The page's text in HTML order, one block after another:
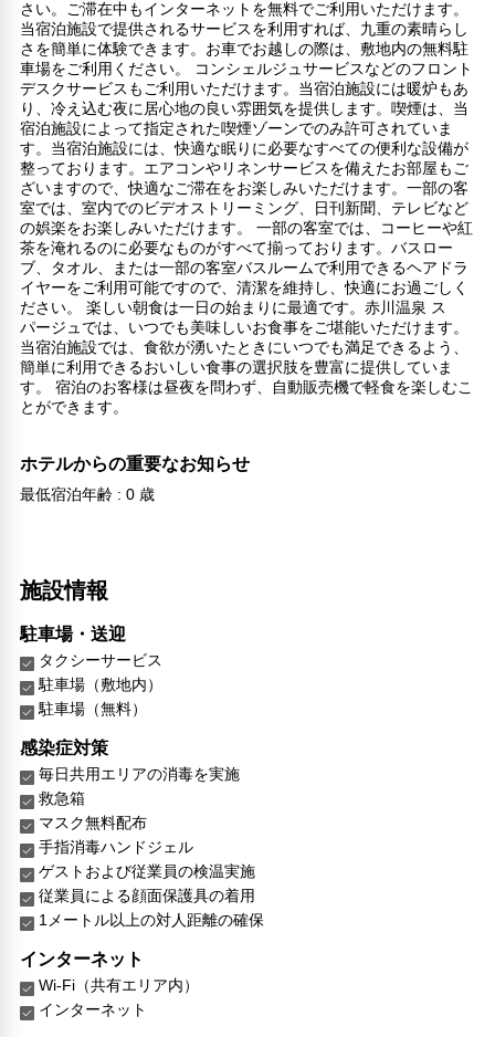
さい。ご滞在中もインターネットを無料でご利用いただけます。
当宿泊施設で提供されるサービスを利用すれば、九重の素晴らし
さを簡単に体験できます。お車でお越しの際は、敷地内の無料駐
車場をご利用ください。 コンシェルジュサービスなどのフロント
デスクサービスもご利用いただけます。当宿泊施設には暖炉もあ
り、冷え込む夜に居心地の良い雰囲気を提供します。喫煙は、当
宿泊施設によって指定された喫煙ゾーンでのみ許可されていま
す。当宿泊施設には、快適な眠りに必要なすべての便利な設備が
整っております。エアコンやリネンサービスを備えたお部屋もご
ざいますので、快適なご滞在をお楽しみいただけます。一部の客
室では、室内でのビデオストリーミング、日刊新聞、テレビなど
の娯楽をお楽しみいただけます。 一部の客室では、コーヒーや紅
茶を淹れるのに必要なものがすべて揃っております。バスロー
ブ、タオル、または一部の客室バスルームで利用できるヘアドラ
イヤーをご利用可能ですので、清潔を維持し、快適にお過ごしく
ださい。 楽しい朝食は一日の始まりに最適です。赤川温泉 ス
パージュでは、いつでも美味しいお食事をご堪能いただけます。
当宿泊施設では、食欲が湧いたときにいつでも満足できるよう、
簡単に利用できるおいしい食事の選択肢を豊富に提供していま
す。 宿泊のお客様は昼夜を問わず、自動販売機で軽食を楽しむこ
とができます。
ホテルからの重要なお知らせ
最低宿泊年齢 : 0 歳
施設情報
駐車場・送迎
タクシーサービス
駐車場（敷地内）
駐車場（無料）
感染症対策
毎日共用エリアの消毒を実施
救急箱
マスク無料配布
手指消毒ハンドジェル
ゲストおよび従業員の検温実施
従業員による顔面保護具の着用
1メートル以上の対人距離の確保
インターネット
Wi-Fi（共有エリア内）
インターネット